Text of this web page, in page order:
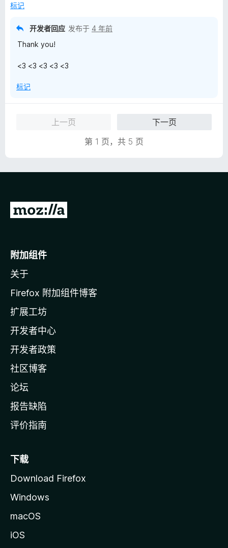
标记
开发者回应 发布于 4 年前
Thank you!
<3 <3 <3 <3 <3
标记
上一页
下一页
第 1 页，共 5 页
转
o
i
l
a
主
页
附加组件
关于
Firefox 附加组件博客
扩展工坊
开发者中心
开发者政策
社区博客
论坛
报告缺陷
评价指南
下载
Download Firefox
Windows
macOS
iOS